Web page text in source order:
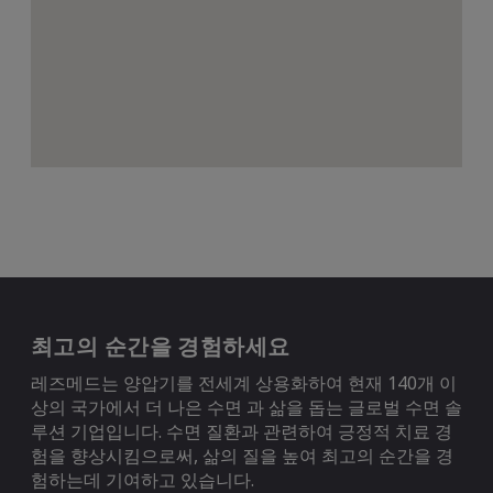
최고의 순간을 경험하세요
레즈메드는 양압기를 전세계 상용화하여 현재 140개 이
상의 국가에서 더 나은 수면 과 삶을 돕는 글로벌 수면 솔
루션 기업입니다. 수면 질환과 관련하여 긍정적 치료 경
험을 향상시킴으로써, 삶의 질을 높여 최고의 순간을 경
험하는데 기여하고 있습니다.